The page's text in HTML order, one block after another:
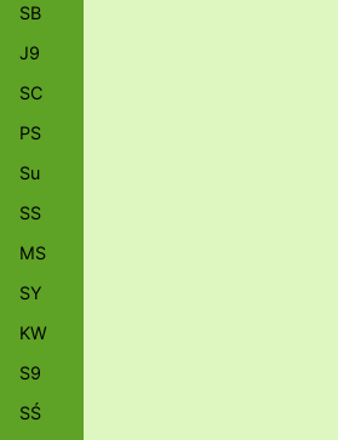
SB
J9
SC
PS
Su
SS
MS
SY
KW
S9
SŚ